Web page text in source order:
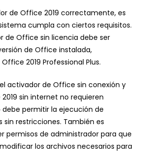
de Office 2019 correctamente, es
cumpla con ciertos requisitos.
de Office sin licencia debe ser
de Office instalada,
2019 Professional Plus.
activador de Office sin conexión y
sin internet no requieren
permitir la ejecución de
sin restricciones. También es
permisos de administrador para que
los archivos necesarios para